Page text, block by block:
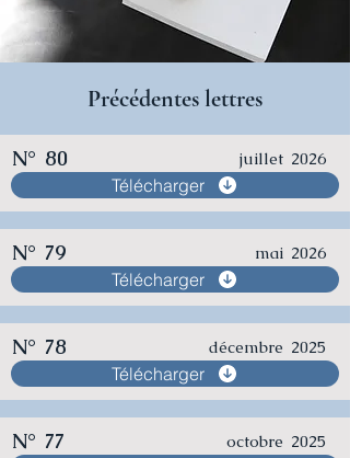
Précédentes lettres
N° 80 juillet 2026
Télécharger
N° 79 mai 2026
Télécharger
N° 78 décembre 2025
Télécharger
N° 77 octobre 2025